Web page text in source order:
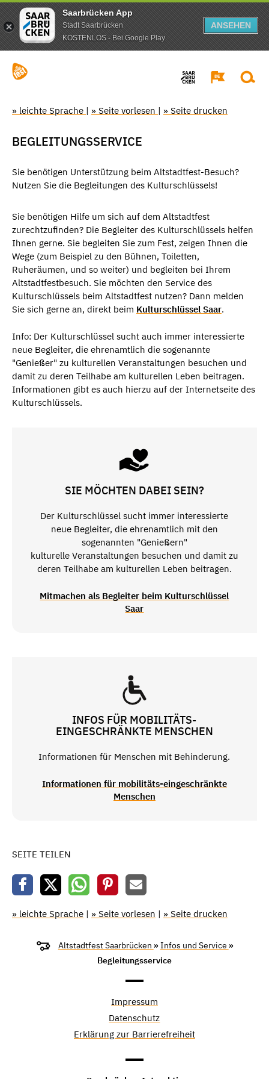
Saarbrücken App
Stadt Saarbrücken
KOSTENLOS - Bei Google Play
ANSEHEN
» leichte Sprache | » Seite vorlesen | » Seite drucken
BEGLEITUNGSSERVICE
Sie benötigen Unterstützung beim Altstadtfest-Besuch?
Nutzen Sie die Begleitungen des Kulturschlüssels!
Sie benötigen Hilfe um sich auf dem Altstadtfest
zurechtzufinden? Die Begleiter des Kulturschlüssels helfen
Ihnen gerne. Sie begleiten Sie zum Fest, zeigen Ihnen die
Wege (zum Beispiel zu den Bühnen, Toiletten,
Ruheräumen, und so weiter) und begleiten bei Ihrem
Altstadtfestbesuch. Sie möchten den Service des
Kulturschlüssels beim Altstadtfest nutzen? Dann melden
Sie sich gerne an, direkt beim Kulturschlüssel Saar.
Info: Der Kulturschlüssel sucht auch immer interessierte
neue Begleiter, die ehrenamtlich die sogenannte
"Genießer" zu kulturellen Veranstaltungen besuchen und
damit zu deren Teilhabe am kulturellen Leben beitragen.
Informationen gibt es auch hierzu auf der Internetseite des
Kulturschlüssels.
SIE MÖCHTEN DABEI SEIN?
Der Kulturschlüssel sucht immer interessierte
neue Begleiter, die ehrenamtlich mit den
sogenannten "Genießern"
kulturelle Veranstaltungen besuchen und damit zu
deren Teilhabe am kulturellen Leben beitragen.
Mitmachen als Begleiter beim Kulturschlüssel
Saar
INFOS FÜR MOBILITÄTS-
EINGESCHRÄNKTE MENSCHEN
Informationen für Menschen mit Behinderung.
Informationen für mobilitäts-eingeschränkte
Menschen
SEITE TEILEN
» leichte Sprache | » Seite vorlesen | » Seite drucken
Altstadtfest Saarbrücken »Infos und Service »
Begleitungsservice
Impressum
Datenschutz
Erklärung zur Barrierefreiheit